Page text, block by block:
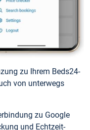
zu Ihrem Beds24-
von unterwegs
zu Google
und Echtzeit-